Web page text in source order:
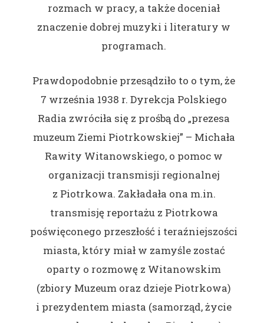
rozmach w pracy, a także doceniał
znaczenie dobrej muzyki i literatury w
programach.
Prawdopodobnie przesądziło to o tym, że
7 września 1938 r. Dyrekcja Polskiego
Radia zwróciła się z prośbą do „prezesa
muzeum Ziemi Piotrkowskiej” – Michała
Rawity Witanowskiego, o pomoc w
organizacji transmisji regionalnej
z Piotrkowa. Zakładała ona m.in.
transmisję reportażu z Piotrkowa
poświęconego przeszłość i teraźniejszości
miasta, który miał w zamyśle zostać
oparty o rozmowę z Witanowskim
(zbiory Muzeum oraz dzieje Piotrkowa)
i prezydentem miasta (samorząd, życie